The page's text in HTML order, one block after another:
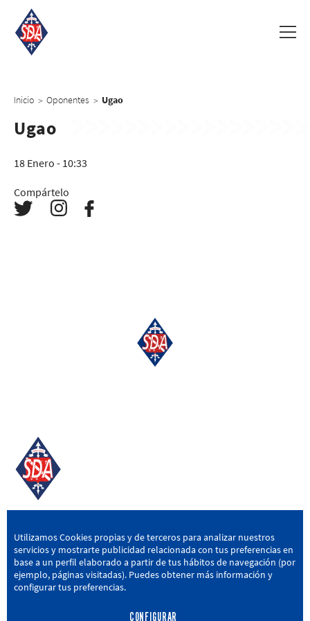
Inicio > Oponentes > Ugao
Ugao
18 Enero - 10:33
Compártelo
SD AMOREBIETA
San Miguel Kalea, 16, 48340 Amorebieta, Bizkaia
946 604 751 | sda@sdamorebieta.eus
Utilizamos Cookies propias y de terceros para analizar nuestros
servicios y mostrarte publicidad relacionada con tus preferencias en
base a un perfil elaborado a partir de tus hábitos de navegación (por
ejemplo, páginas visitadas). Puedes obtener más información y
configurar tus preferencias.
CONFIGURAR